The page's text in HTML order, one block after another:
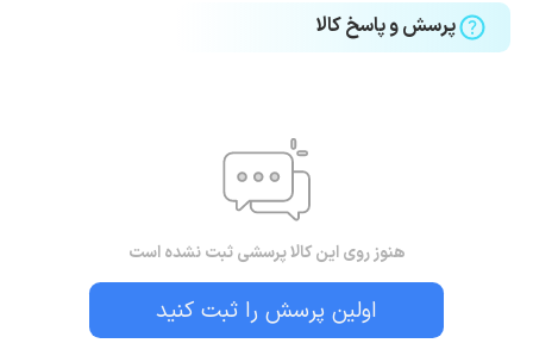
پرسش و پاسخ کالا
هنوز روی این کالا پرسشی ثبت نشده است
اولین پرسش را ثبت کنید